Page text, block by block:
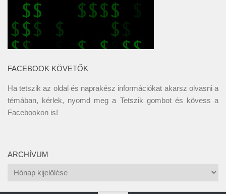
FACEBOOK KÖVETŐK
Ha tetszik az oldal és naprakész információkat akarsz olvasni a
témában, kérlek, nyomd meg a Tetszik gombot és kövess a
Facebookon is!
ARCHÍVUM
Archívum